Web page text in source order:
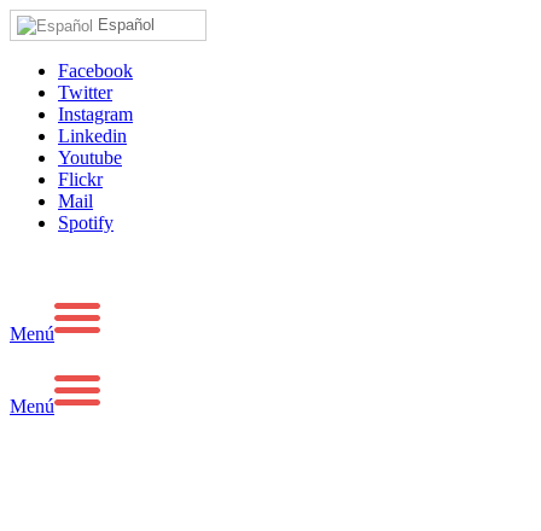
Español
Facebook
Twitter
Instagram
Linkedin
Youtube
Flickr
Mail
Spotify
Menú
Menú